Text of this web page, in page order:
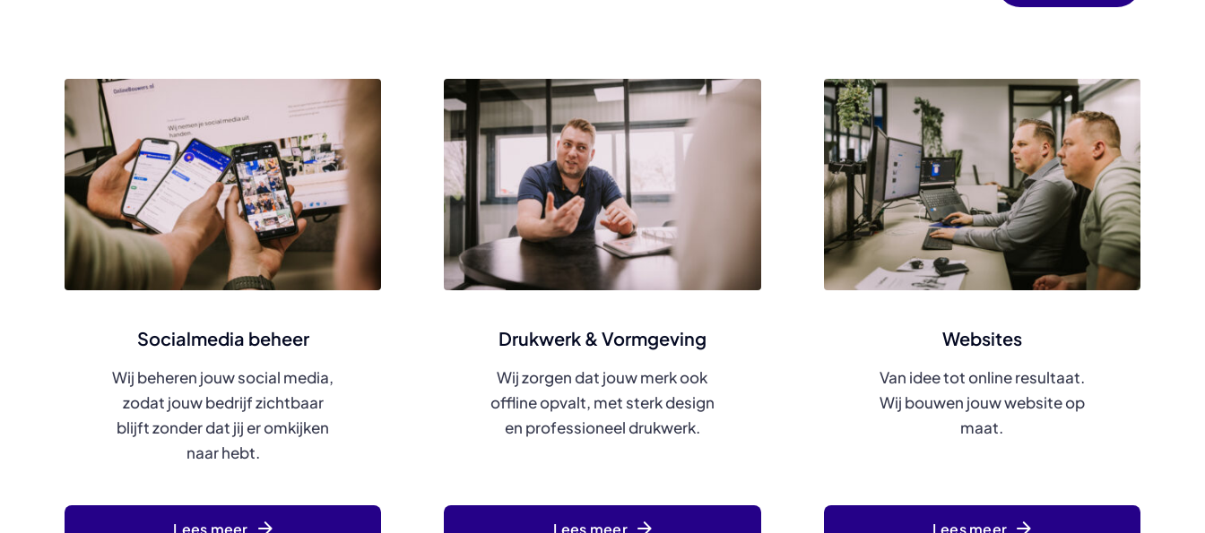
Socialmedia beheer
Wij beheren jouw social media,
zodat jouw bedrijf zichtbaar
blijft zonder dat jij er omkijken
naar hebt.
Lees meer
Drukwerk & Vormgeving
Wij zorgen dat jouw merk ook
offline opvalt, met sterk design
en professioneel drukwerk.
Lees meer
Websites
Van idee tot online resultaat.
Wij bouwen jouw website op
maat.
Lees meer